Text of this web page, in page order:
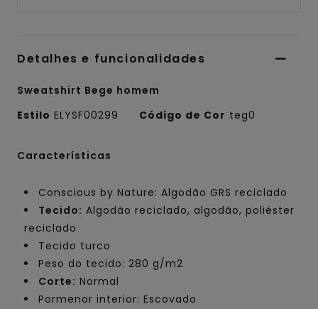
Detalhes e funcionalidades
Sweatshirt Bege homem
Estilo ELYSF00299 Código de Cor teg0
Características
Conscious by Nature: Algodão GRS reciclado
Tecido: Algodão reciclado, algodão, poliéster
reciclado
Tecido turco
Peso do tecido: 280 g/m2
Corte: Normal
Pormenor interior: Escovado